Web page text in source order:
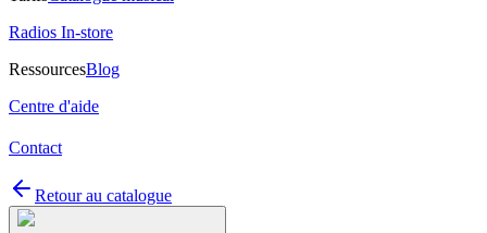
Radios In-store
RessourcesBlog
Centre d'aide
Contact
Retour au catalogue